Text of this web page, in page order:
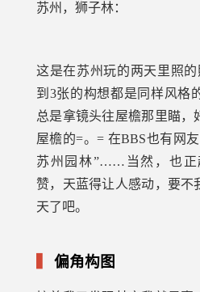
苏州，狮子林：
这是在苏州玩的两天里照
到3张的构想都是同样风格
总是拿镜头往屋檐那里瞄，
屋檐的=。= 在BBS也有网
苏州园林”……当然，也正
赞，天蓝得让人感动，要不
天了吧。
偏角构图